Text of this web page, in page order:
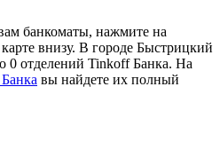
банкоматы, нажмите на
внизу. В городе Быстрицкий
0 отделений Tinkoff Банка. На
вы найдете их полный